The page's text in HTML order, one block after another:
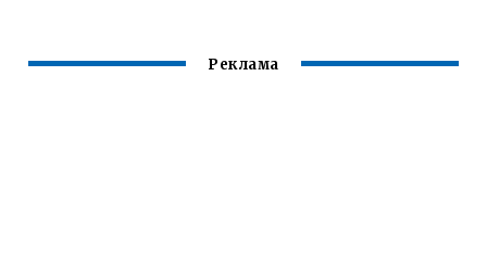
Реклама